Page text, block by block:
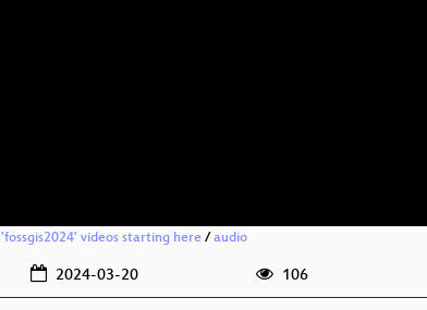
'fossgis2024' videos starting here/ audio
2024-03-20 106